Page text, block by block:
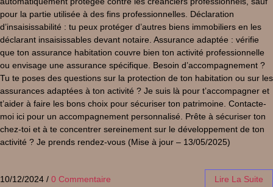
pour la partie utilisée à des fins professionnelles. Déclaration
d’insaisissabilité : tu peux protéger d’autres biens immobiliers en les
déclarant insaisissables devant notaire. Assurance adaptée : vérifie
que ton assurance habitation couvre bien ton activité professionnelle
ou envisage une assurance spécifique. Besoin d’accompagnement ?
Tu te poses des questions sur la protection de ton habitation ou sur les
assurances adaptées à ton activité ? Je suis là pour t’accompagner et
t’aider à faire les bons choix pour sécuriser ton patrimoine. Contacte-
moi ici pour un accompagnement personnalisé. Prête à sécuriser ton
chez-toi et à te concentrer sereinement sur le développement de ton
activité ? Je prends rendez-vous (Mise à jour – 13/05/2025)
10/12/2024 / 0 Commentaire Lire La Suite